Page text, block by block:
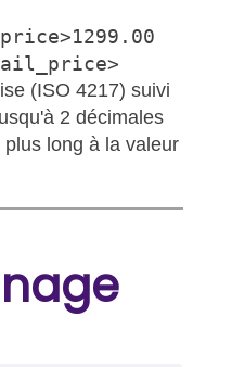
(ISO 4217) suivi
2 décimales
long à la valeur